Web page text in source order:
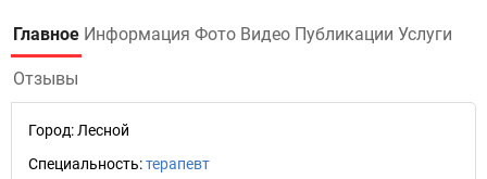
Главное Информация Фото Видео Публикации Услуги
Отзывы
Город: Лесной
Специальность:терапевт